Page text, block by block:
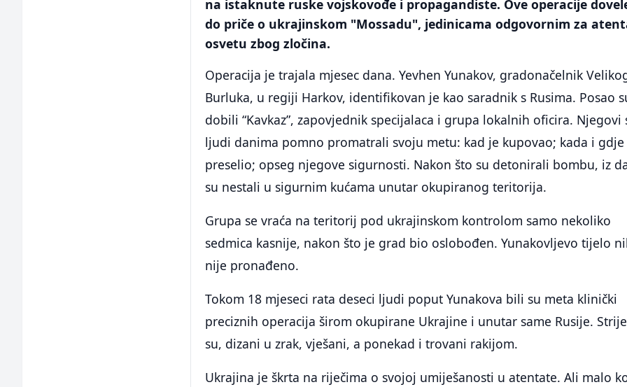
na istaknute ruske vojskovođe i propagandiste. Ove operacije
do priče o ukrajinskom "Mossadu", jedinicama odgovornim za
osvetu zbog zločina.
Operacija je trajala mjesec dana. Yevhen Yunakov, gradonačelnik
Burluka, u regiji Harkov, identifikovan je kao saradnik s Rusima. Posao
dobili “Kavkaz”, zapovjednik specijalaca i grupa lokalnih oficira. Njegovi
ljudi danima pomno promatrali svoju metu: kad je kupovao; kada i gdje
preselio; opseg njegove sigurnosti. Nakon što su detonirali bombu, iz
su nestali u sigurnim kućama unutar okupiranog teritorija.
Grupa se vraća na teritorij pod ukrajinskom kontrolom samo nekoliko
sedmica kasnije, nakon što je grad bio oslobođen. Yunakovljevo tijelo
nije pronađeno.
Tokom 18 mjeseci rata deseci ljudi poput Yunakova bili su meta klinički
preciznih operacija širom okupirane Ukrajine i unutar same Rusije.
su, dizani u zrak, vješani, a ponekad i trovani rakijom.
Ukrajina je škrta na riječima o svojoj umiješanosti u atentate. Ali malo